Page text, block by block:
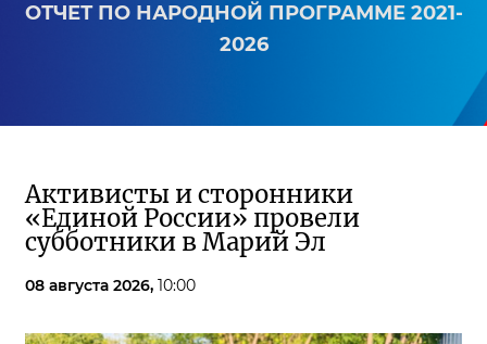
ОТЧЕТ ПО НАРОДНОЙ ПРОГРАММЕ 2021-
2026
Активисты и сторонники
«Единой России» провели
субботники в Марий Эл
08 августа 2026, 10:00